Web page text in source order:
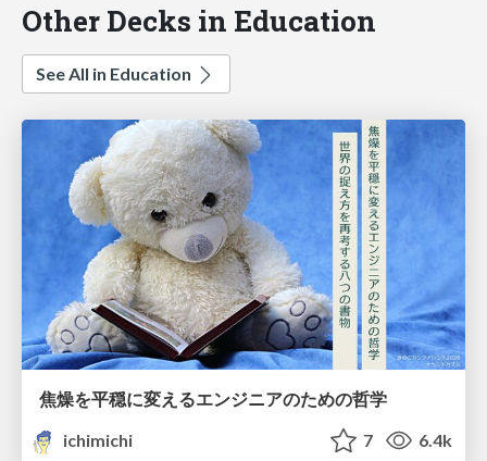
Other Decks in Education
See All in Education
焦燥を平穏に変えるエンジニアのための哲学
ichimichi
7 6.4k